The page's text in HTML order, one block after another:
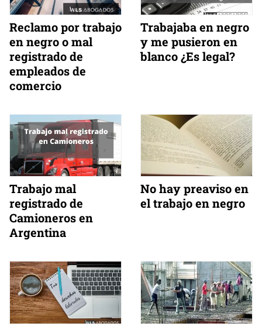
Reclamo por trabajo
en negro o mal
registrado de
empleados de
comercio
Trabajaba en negro
y me pusieron en
blanco ¿Es legal?
Trabajo mal
registrado de
Camioneros en
Argentina
No hay preaviso en
el trabajo en negro